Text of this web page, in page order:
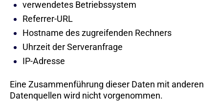
verwendetes Betriebssystem
Referrer-URL
Hostname des zugreifenden Rechners
Uhrzeit der Serveranfrage
IP-Adresse
Eine Zusammenführung dieser Daten mit anderen
Datenquellen wird nicht vorgenommen.